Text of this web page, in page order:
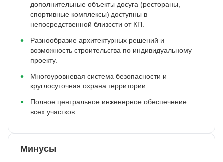
дополнительные объекты досуга (рестораны,
спортивные комплексы) доступны в
непосредственной близости от КП.
Разнообразие архитектурных решений и
возможность строительства по индивидуальному
проекту.
Многоуровневая система безопасности и
круглосуточная охрана территории.
Полное центральное инженерное обеспечение
всех участков.
Минусы